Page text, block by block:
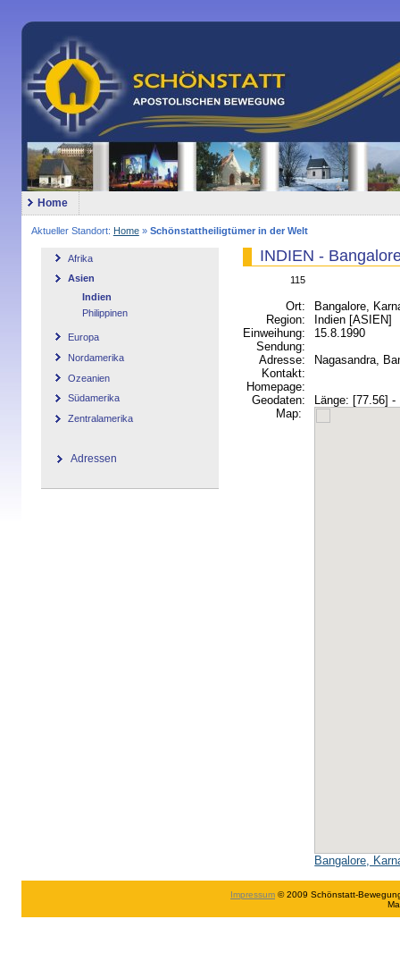
Home
Aktueller Standort: Home» Schönstattheiligtümer in der Welt
Afrika
Asien
Indien
Philippinen
Europa
Nordamerika
Ozeanien
Südamerika
Zentralamerika
Adressen
INDIEN -
115
Ort:
Bangalore,
Region:
Indien [ASIEN]
Einweihung:
15.8.1990
Sendung:
Adresse:
Nagasandra,
Kontakt:
Homepage:
Geodaten:
Länge: [77.56]
Map:
Bangalore,
Impressum © 2009 Schönstatt-